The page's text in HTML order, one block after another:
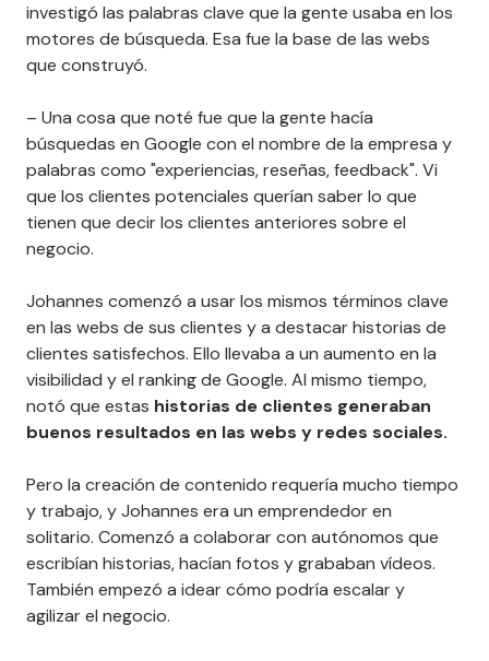
investigó las palabras clave que la gente usaba en los
motores de búsqueda. Esa fue la base de las webs
que construyó.
– Una cosa que noté fue que la gente hacía
búsquedas en Google con el nombre de la empresa y
palabras como "experiencias, reseñas, feedback". Vi
que los clientes potenciales querían saber lo que
tienen que decir los clientes anteriores sobre el
negocio.
Johannes comenzó a usar los mismos términos clave
en las webs de sus clientes y a destacar historias de
clientes satisfechos. Ello llevaba a un aumento en la
visibilidad y el ranking de Google. Al mismo tiempo,
notó que estas historias de clientes generaban
buenos resultados en las webs y redes sociales.
Pero la creación de contenido requería mucho tiempo
y trabajo, y Johannes era un emprendedor en
solitario. Comenzó a colaborar con autónomos que
escribían historias, hacían fotos y grababan vídeos.
También empezó a idear cómo podría escalar y
agilizar el negocio.